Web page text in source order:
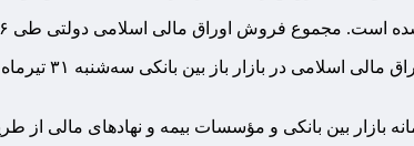
بازار بین بانکی و مؤسسات بیمه و نهادهای مالی از